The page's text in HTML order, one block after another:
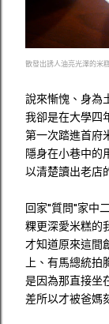
散發出誘人油亮光澤的米
說來慚愧、身為
我卻是在大學四
第一次踏進首府
隱身在小巷中的
以清楚讀出老店
回家"質問"家中
粿更深愛米糕的
才知道原來這間
上、有馬總統
是因為那直接坐
差所以才被爸媽